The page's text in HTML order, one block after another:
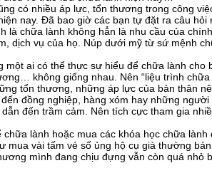
có nhiều áp lực, tổn thương trong công
nay. Đã bao giờ các bạn tự đặt ra câu
là chữa lành không hẳn là nhu cầu của
dịch vụ của họ. Núp dưới mỹ từ sứ mệnh
một ai có thể thực sự hiểu để chữa lành
không giống nhau. Nên “liệu trình
tổn thương, những áp lực của bản thân
đồng nghiệp, hàng xóm hay những
đến trầm cảm. Nên tích cực tham gia
lành hoặc mua các khóa học chữa
mua vài tấm vé số ủng hộ cụ già thường
mình đang chịu đựng vẫn còn quá